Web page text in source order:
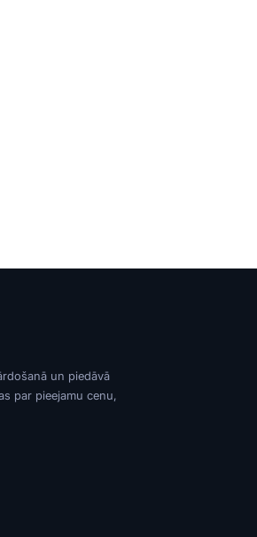
un piedāvā
par pieejamu cenu,